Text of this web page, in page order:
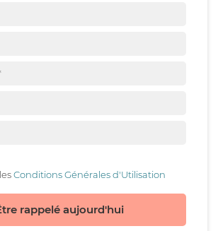
Conditions Générales d'Utilisation
rappelé aujourd'hui